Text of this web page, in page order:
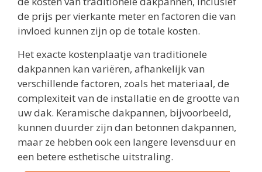
de prijs per vierkante meter en factoren die van
invloed kunnen zijn op de totale kosten.
Het exacte kostenplaatje van traditionele
dakpannen kan variëren, afhankelijk van
verschillende factoren, zoals het materiaal, de
complexiteit van de installatie en de grootte van
uw dak. Keramische dakpannen, bijvoorbeeld,
kunnen duurder zijn dan betonnen dakpannen,
maar ze hebben ook een langere levensduur en
een betere esthetische uitstraling.